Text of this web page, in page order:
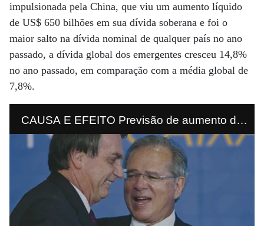
impulsionada pela China, que viu um aumento líquido
de US$ 650 bilhões em sua dívida soberana e foi o
maior salto na dívida nominal de qualquer país no ano
passado, a dívida global dos emergentes cresceu 14,8%
no ano passado, em comparação com a média global de
7,8%.
CAUSA E EFEITO Previsão de aumento da
Selic pelo Banco Central pode não ser uma
notícia ruim para Jair Bolsonaro e Paulo
Guedes na atração de investimento.